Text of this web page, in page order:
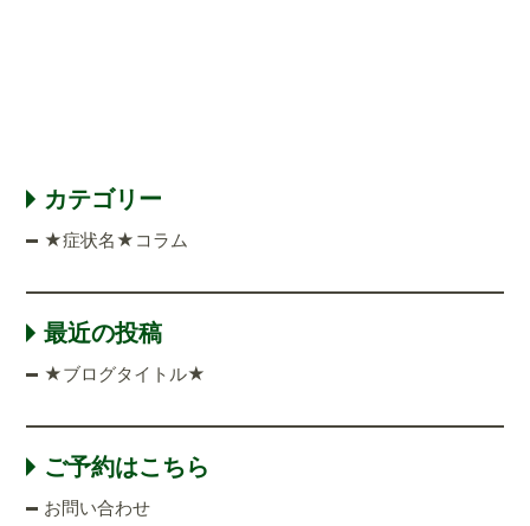
カテゴリー
★症状名★コラム
最近の投稿
★ブログタイトル★
ご予約はこちら
お問い合わせ